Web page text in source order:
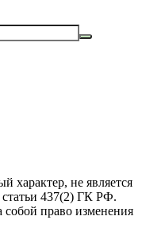
характер, не является
437(2) ГК РФ.
право изменения